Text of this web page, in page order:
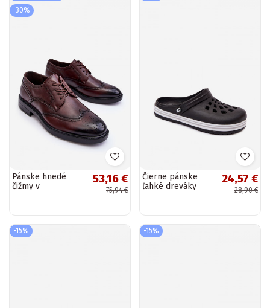
-30%
Pánske hnedé
čižmy v
53,16 €
75,94 €
Čierne pánske
ľahké dreváky
24,57 €
28,90 €
-15% -15%